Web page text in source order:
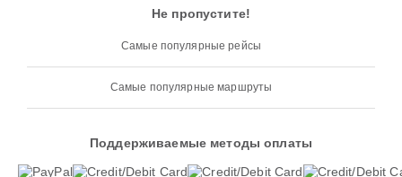
Не пропустите!
Самые популярные рейсы
Самые популярные маршруты
Поддерживаемые методы оплаты